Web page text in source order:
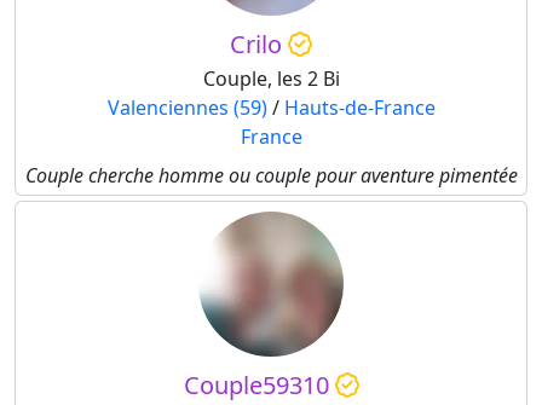
Crilo
Couple, les 2 Bi
Valenciennes (59)/ Hauts-de-France
France
Couple cherche homme ou couple pour aventure pimentée
Couple59310